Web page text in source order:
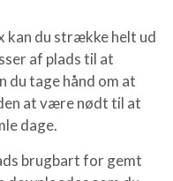
kan du strække helt ud
af plads til at
du tage hånd om at
at være nødt til at
dage.
brugbart for gemt